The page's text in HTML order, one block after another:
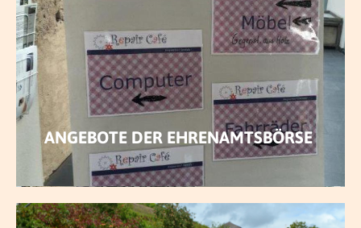
ANGEBOTE DER EHRENAMTSBÖRSE
MEHR ERFAHREN